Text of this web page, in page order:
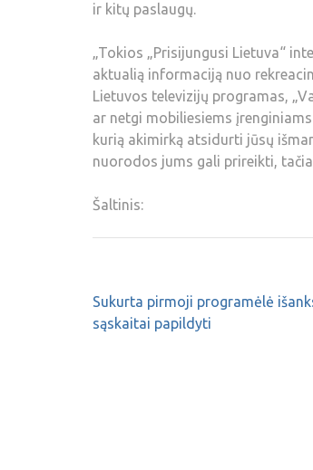
ir kitų paslaugų.
„Tokios „Prisijungusi Lietuva“
aktualią informaciją nuo
Lietuvos televizijų programas,
ar netgi mobiliesiems
kurią akimirką atsidurti jūsų
nuorodos jums gali prireikti,
Šaltinis:
Sukurta pirmoji programėlė
sąskaitai papildyti